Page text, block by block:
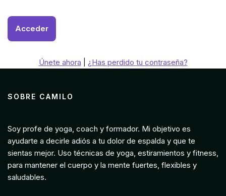
Únete ahora ¿Has perdido tu contraseña?
SOBRE CAMILO
Soy profe de yoga, coach y formador. Mi objetivo es
ayudarte a decirle adiós a tu dolor de espalda y que te
sientas mejor. Uso técnicas de yoga, estiramientos y fitness,
para mantener el cuerpo y la mente fuertes, flexibles y
saludables.